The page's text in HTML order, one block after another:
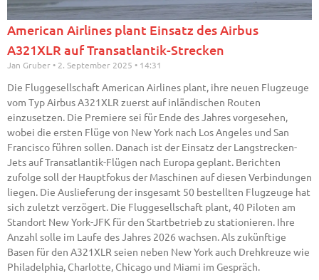
American Airlines plant Einsatz des Airbus
A321XLR auf Transatlantik-Strecken
Jan Gruber 2. September 2025 14:31
Die Fluggesellschaft American Airlines plant, ihre neuen Flugzeuge
vom Typ Airbus A321XLR zuerst auf inländischen Routen
einzusetzen. Die Premiere sei für Ende des Jahres vorgesehen,
wobei die ersten Flüge von New York nach Los Angeles und San
Francisco führen sollen. Danach ist der Einsatz der Langstrecken-
Jets auf Transatlantik-Flügen nach Europa geplant. Berichten
zufolge soll der Hauptfokus der Maschinen auf diesen Verbindungen
liegen. Die Auslieferung der insgesamt 50 bestellten Flugzeuge hat
sich zuletzt verzögert. Die Fluggesellschaft plant, 40 Piloten am
Standort New York-JFK für den Startbetrieb zu stationieren. Ihre
Anzahl solle im Laufe des Jahres 2026 wachsen. Als zukünftige
Basen für den A321XLR seien neben New York auch Drehkreuze wie
Philadelphia, Charlotte, Chicago und Miami im Gespräch.